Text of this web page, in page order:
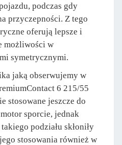
podczas gdy
przyczepności. Z tego
oferują lepsze i
możliwości w
symetrycznymi.
jaką obserwujemy w
6 215/55
stosowane jeszcze do
sporcie, jednak
podziału skłoniły
stosowania również w